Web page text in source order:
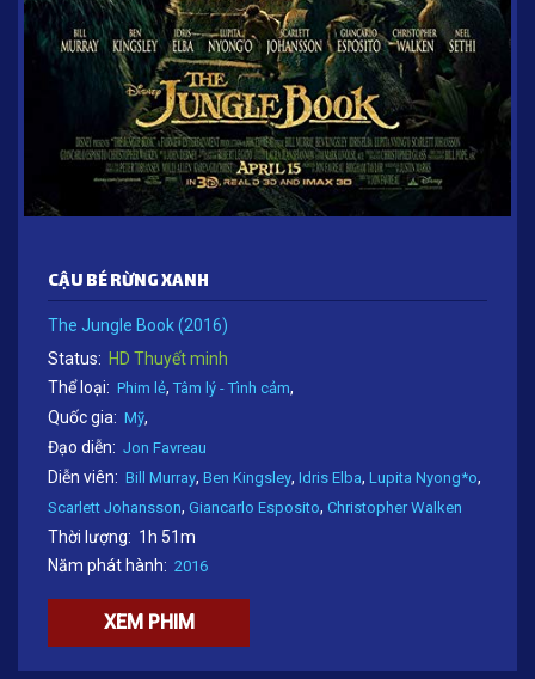
CẬU BÉ RỪNG XANH
The Jungle Book (2016)
Status: HD Thuyết minh
Thể loại: Phim lẻ, Tâm lý - Tình cảm,
Quốc gia: Mỹ,
Đạo diễn: Jon Favreau
Diễn viên: Bill Murray, Ben Kingsley, Idris Elba, Lupita Nyong*o,
Scarlett Johansson, Giancarlo Esposito, Christopher Walken
Thời lượng: 1h 51m
Năm phát hành: 2016
XEM PHIM